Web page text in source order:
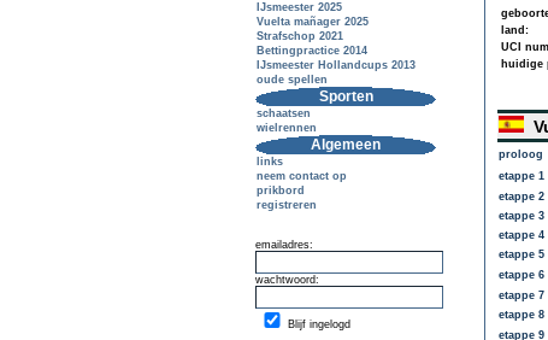
IJsmeester 2025
Vuelta mañager 2025
Strafschop 2021
Bettingpractice 2014
IJsmeester Hollandcups 2013
oude spellen
Sporten
schaatsen
wielrennen
Algemeen
links
neem contact op
prikbord
registreren
emailadres:
wachtwoord:
Blijf ingelogd
land:
UCI
huidige
proloog
etappe 1
etappe 2
etappe 3
etappe 4
etappe 5
etappe 6
etappe 7
etappe 8
etappe 9